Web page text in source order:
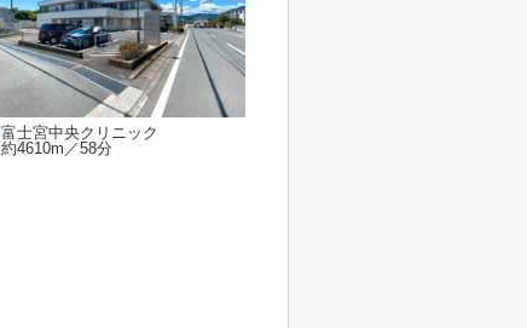
富士宮中央クリニック
約4610m／58分